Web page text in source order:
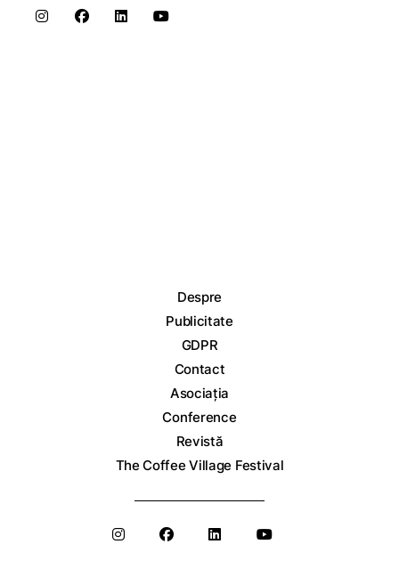
Despre
Publicitate
GDPR
Contact
Asociația
Conference
Revistă
The Coffee Village Festival